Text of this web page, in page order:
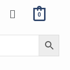
Menü 0